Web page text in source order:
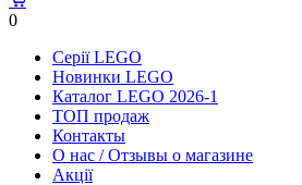
0
Серії LEGO
Новинки LEGO
Каталог LEGO 2026-1
TOП продаж
Контакты
О нас / Отзывы о магазине
Акції